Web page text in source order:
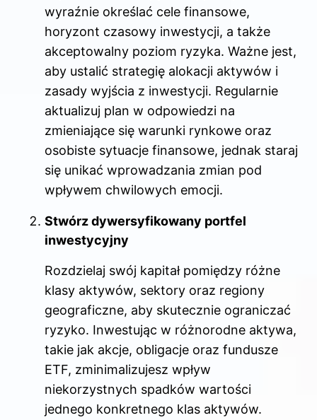
wyraźnie określać cele finansowe,
horyzont czasowy inwestycji, a także
akceptowalny poziom ryzyka. Ważne jest,
aby ustalić strategię alokacji aktywów i
zasady wyjścia z inwestycji. Regularnie
aktualizuj plan w odpowiedzi na
zmieniające się warunki rynkowe oraz
osobiste sytuacje finansowe, jednak staraj
się unikać wprowadzania zmian pod
wpływem chwilowych emocji.
Stwórz dywersyfikowany portfel
inwestycyjny
Rozdzielaj swój kapitał pomiędzy różne
klasy aktywów, sektory oraz regiony
geograficzne, aby skutecznie ograniczać
ryzyko. Inwestując w różnorodne aktywa,
takie jak akcje, obligacje oraz fundusze
ETF, zminimalizujesz wpływ
niekorzystnych spadków wartości
jednego konkretnego klas aktywów.